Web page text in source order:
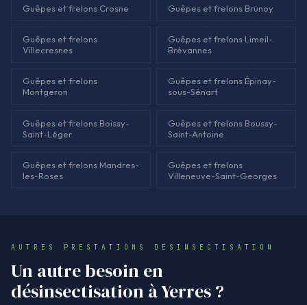
Guêpes et frelons Crosne Guêpes et frelons Brunoy
Guêpes et frelons
Villecresnes
Guêpes et frelons Limeil-
Brévannes
Guêpes et frelons
Montgeron
Guêpes et frelons Épinay-
sous-Sénart
Guêpes et frelons Boissy-
Saint-Léger
Guêpes et frelons Boussy-
Saint-Antoine
Guêpes et frelons Mandres-
les-Roses
Guêpes et frelons
Villeneuve-Saint-Georges
AUTRES PRESTATIONS DÉSINSECTISATION
Un autre besoin en
désinsectisation à Yerres ?